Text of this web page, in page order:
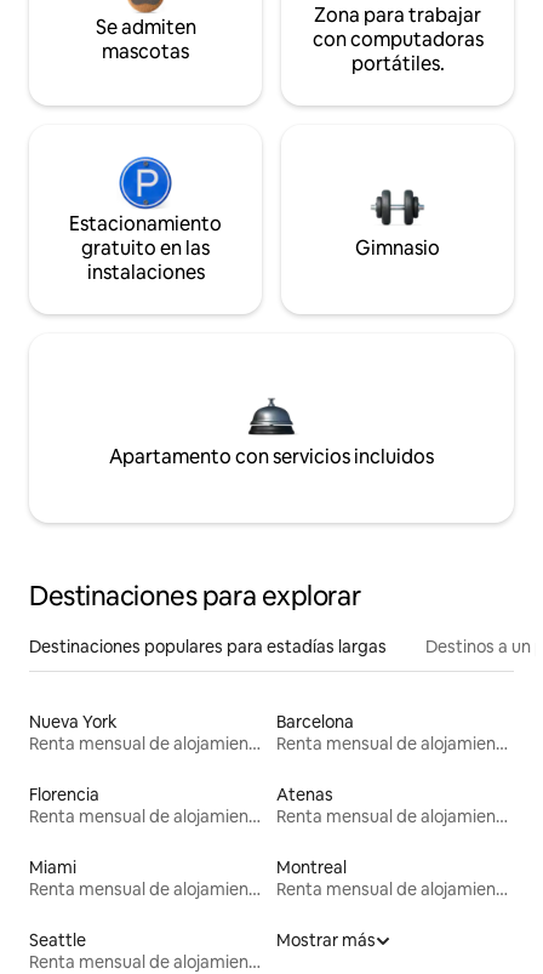
Se admiten
mascotas
Zona para trabajar
con computadoras
portátiles.
Estacionamiento
gratuito en las
instalaciones
Gimnasio
Apartamento con servicios incluidos
Destinaciones para explorar
Destinaciones populares para estadías largas Destinos a un
Nueva York
Renta mensual de alojamientos
Barcelona
Renta mensual de alojamientos
Florencia
Renta mensual de alojamientos
Atenas
Renta mensual de alojamientos
Miami
Renta mensual de alojamientos
Montreal
Renta mensual de alojamientos
Seattle
Renta mensual de alojamientos
Mostrar más